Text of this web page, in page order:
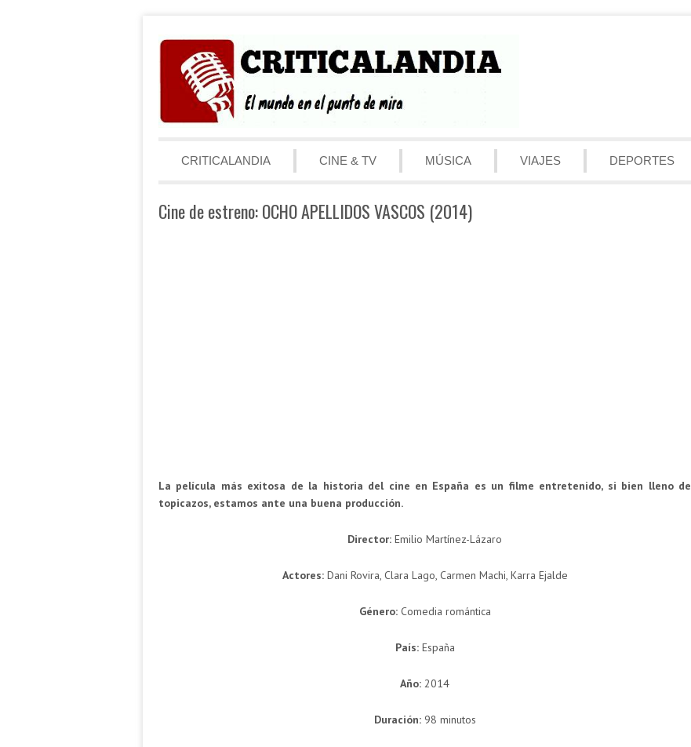
Menú
CRITICALANDIA
CINE & TV MÚSICA VIAJES DEPORTES
Cine de estreno: OCHO APELLIDOS VASCOS (2014)
La película más exitosa de la historia del cine en España es un filme entretenido, si bien lleno de
topicazos, estamos ante una buena producción.
Director: Emilio Martínez-Lázaro
Actores: Dani Rovira, Clara Lago, Carmen Machi, Karra Ejalde
Género:Comedia romántica
País:España
Año: 2014
Duración:98 minutos